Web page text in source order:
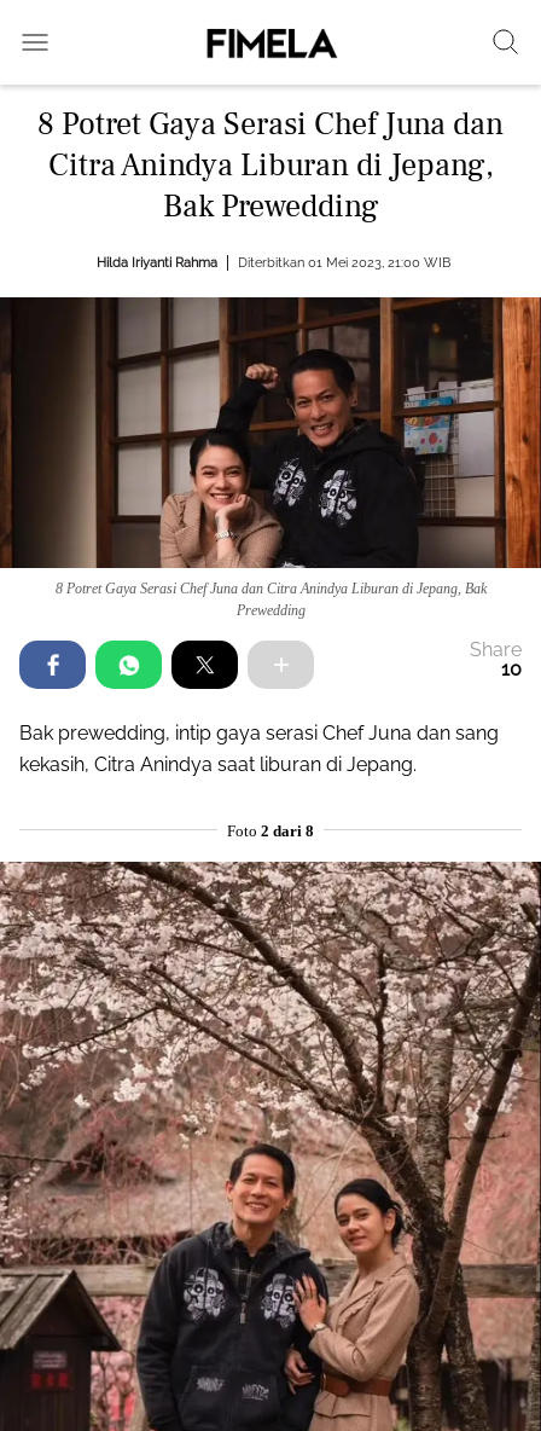
8 Potret Gaya Serasi Chef Juna dan
Citra Anindya Liburan di Jepang,
Bak Prewedding
Hilda Iriyanti Rahma Diterbitkan 01 Mei 2023, 21:00 WIB
8 Potret Gaya Serasi Chef Juna dan Citra Anindya Liburan di Jepang, Bak
Prewedding
Share
10
Bak prewedding, intip gaya serasi Chef Juna dan sang
kekasih, Citra Anindya saat liburan di Jepang.
Foto 2 dari 8